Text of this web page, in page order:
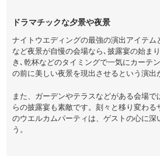
ドラマチックな夕景や夜景
ナイトウエディングの最強の演出アイテ
など夜景が自慢の会場なら､披露宴の始ま
き､乾杯などのタイミングで一気にカーテ
の前に美しい夜景を現出させるという演出
また、ガーデンやテラスなどがある会場
らの披露宴も素敵です。刻々と移り変わ
のウエルカムパーティは、ゲストの心に深
う。